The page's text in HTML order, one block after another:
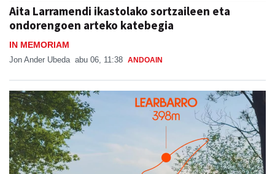
Aita Larramendi ikastolako sortzaileen eta
ondorengoen arteko katebegia
IN MEMORIAM
Jon Ander Ubeda abu 06, 11:38 ANDOAIN